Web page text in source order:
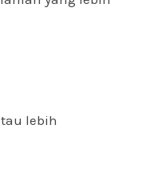
lebih